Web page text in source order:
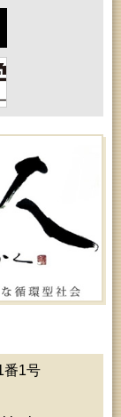
展示資料から
番1号